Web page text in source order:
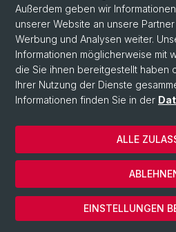
Außerdem geben wir
unserer Website an unsere
Werbung und Analysen weiter.
Informationen möglicherweise mit
die Sie ihnen bereitgestellt haben
Ihrer Nutzung der Dienste
Informationen finden Sie in der
EINSTELLUNGEN
ALLE